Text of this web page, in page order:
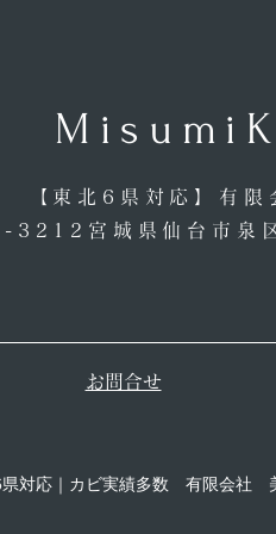
【東北6県対応】​有
3212宮城県仙台市泉
​お問合せ
対応｜カビ実績多数 有限会社